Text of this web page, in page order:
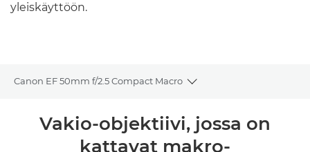
yleiskäyttöön.
Canon EF 50mm f/2.5 Compact Macro
Toggle breadcrumbs
Yleiskuvaus
Vakio-objektiivi, jossa on
kattavat makro-